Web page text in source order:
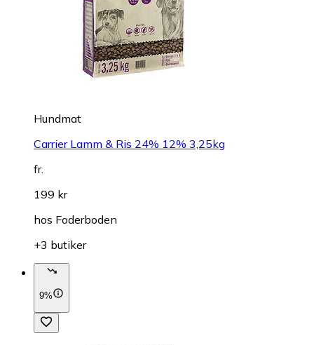
Hundmat
Carrier Lamm & Ris 24% 12% 3,25kg
fr.
199 kr
hos Foderboden
+3 butiker
9%